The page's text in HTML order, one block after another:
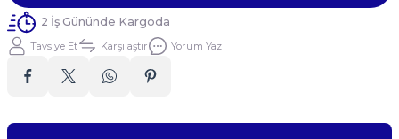
2 İş Gününde Kargoda
Tavsiye Et Karşılaştır Yorum Yaz